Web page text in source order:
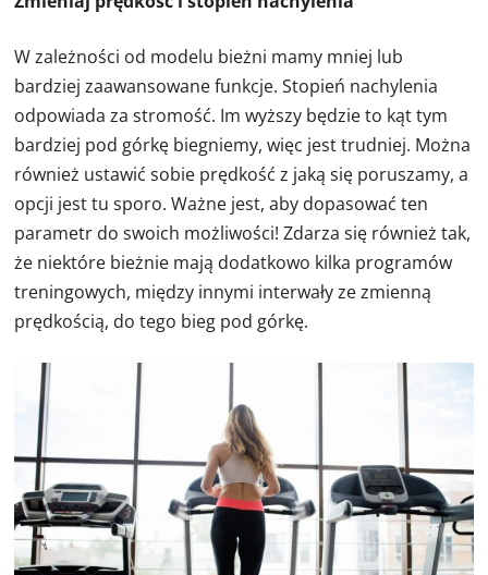
W zależności od modelu bieżni mamy mniej lub
bardziej zaawansowane funkcje. Stopień nachylenia
odpowiada za stromość. Im wyższy będzie to kąt tym
bardziej pod górkę biegniemy, więc jest trudniej. Można
również ustawić sobie prędkość z jaką się poruszamy, a
opcji jest tu sporo. Ważne jest, aby dopasować ten
parametr do swoich możliwości! Zdarza się również tak,
że niektóre bieżnie mają dodatkowo kilka programów
treningowych, między innymi interwały ze zmienną
prędkością, do tego bieg pod górkę.